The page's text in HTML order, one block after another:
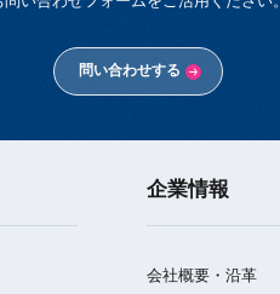
問い合わせする
企業情報
会社概要・沿革